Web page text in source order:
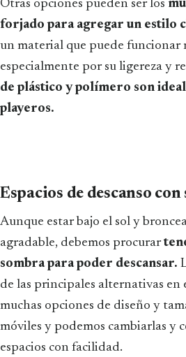
Otras opciones pueden ser los
forjado para agregar un estilo
un material que puede funcionar
especialmente por su ligereza y
de plástico y polímero son
playeros.
Espacios de descanso
Aunque estar bajo el sol y
agradable, debemos procurar
sombra para poder descansar.
de las principales alternativas en
muchas opciones de diseño y
móviles y podemos cambiarlas y
espacios con facilidad.